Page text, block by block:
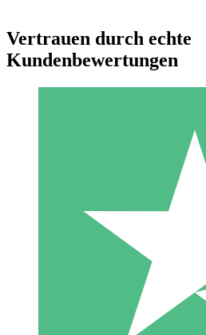
Individuelle
Zahlen Sie nach Bedarf mit
monatliche
10 00
Vertrauen durch echte
Kundenbewertungen